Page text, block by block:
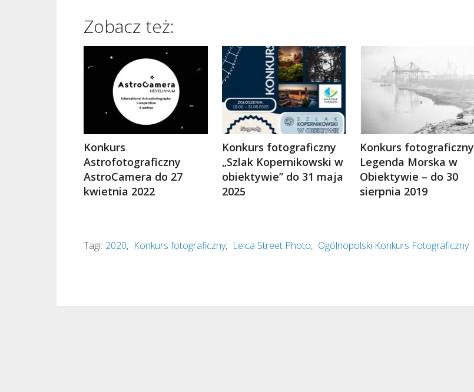
Zobacz też:
Konkurs
Astrofotograficzny
AstroCamera do 27
kwietnia 2022
Konkurs fotograficzny
„Szlak Kopernikowski w
obiektywie” do 31 maja
2025
Konkurs fotograficzny
Legenda Morska w
Obiektywie – do 30
sierpnia 2019
Tagi: 2020, Konkurs fotograficzny, Leica Street Photo, Ogólnopolski Konkurs Fotograficzny